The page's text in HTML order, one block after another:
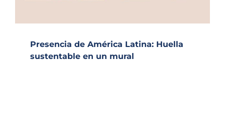
Presencia de América Latina: Huella
sustentable en un mural